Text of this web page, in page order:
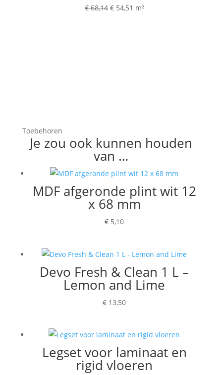
€68,14 Oorspronkelijke
€54,51 Huidige
m²
Toebehoren
Je zou ook kunnen houden
van …
MDF afgeronde plint wit 12
x 68 mm
€ 5,10
Devo Fresh & Clean 1 L –
Lemon and Lime
€ 13,50
Legset voor laminaat en
rigid vloeren